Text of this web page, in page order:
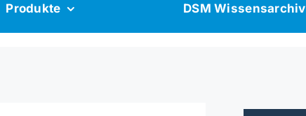
Produkte DSM Wissensarchiv